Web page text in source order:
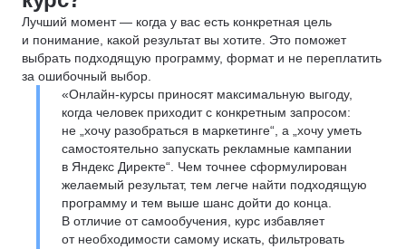
Лучший момент — когда у вас есть конкретная цель
и понимание, какой результат вы хотите. Это поможет
выбрать подходящую программу, формат и не переплатить
за ошибочный выбор.
«Онлайн-курсы приносят максимальную выгоду,
когда человек приходит с конкретным запросом:
не „хочу разобраться в маркетинге“, а „хочу уметь
самостоятельно запускать рекламные кампании
в Яндекс Директе“. Чем точнее сформулирован
желаемый результат, тем легче найти подходящую
программу и тем выше шанс дойти до конца.
В отличие от самообучения, курс избавляет
от необходимости самому искать, фильтровать